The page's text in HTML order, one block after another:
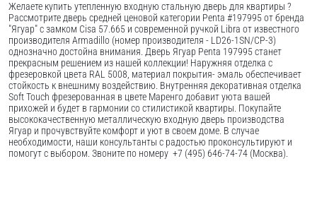
Желаете купить утепленную входную стальную дверь для квартиры ?
Рассмотрите дверь средней ценовой категории Penta #197995 от бренда
"Ягуар" с замком Cisa 57.665 и современной ручкой Libra от известного
производителя Armadillo (номер производителя - LD26-1SN/CP-3)
однозначно достойна внимания. Дверь Ягуар Penta 197995 станет
прекрасным решением из нашей коллекции! Наружняя отделка с
фрезеровкой цвета RAL 5008, материал покрытия- эмаль обеспечивает
стойкость к внешниму воздействию. Внутренняя декоративная отделка
Soft Touch фрезерованная в цвете Маренго добавит уюта вашей
прихожей и будет в гармонии со стилистикой квартиры. Покупайте
высококачественную металлическую входную дверь производства
Ягуар и прочувствуйте комфорт и уют в своем доме. В случае
необходимости, наши консультанты с радостью проконсультируют и
помогут с выбором. Звоните по номеру +7 (495) 646-74-74 (Москва).